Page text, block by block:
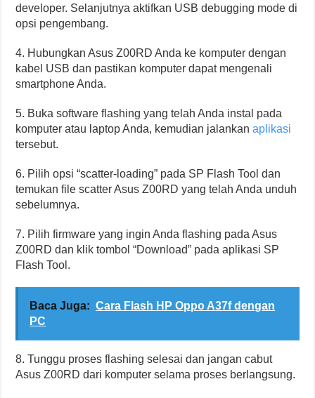
developer. Selanjutnya aktifkan USB debugging mode di
opsi pengembang.
4. Hubungkan Asus Z00RD Anda ke komputer dengan
kabel USB dan pastikan komputer dapat mengenali
smartphone Anda.
5. Buka software flashing yang telah Anda instal pada
komputer atau laptop Anda, kemudian jalankanaplikasi
tersebut.
6. Pilih opsi “scatter-loading” pada SP Flash Tool dan
temukan file scatter Asus Z00RD yang telah Anda unduh
sebelumnya.
7. Pilih firmware yang ingin Anda flashing pada Asus
Z00RD dan klik tombol “Download” pada aplikasi SP
Flash Tool.
Baca Juga: Cara Flash HP Oppo A37f dengan
PC
8. Tunggu proses flashing selesai dan jangan cabut
Asus Z00RD dari komputer selama proses berlangsung.